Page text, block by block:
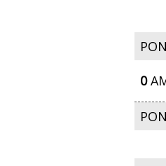
0